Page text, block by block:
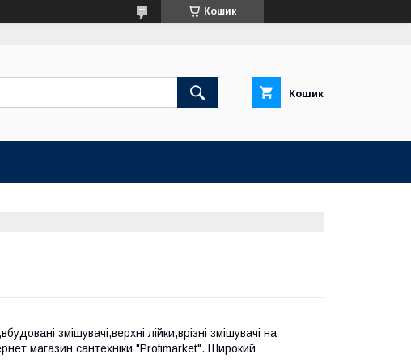
Кошик
Кошик
змішувачі,верхні лійки,врізні змішувачі на
магазин сантехніки "Profimarket". Широкий